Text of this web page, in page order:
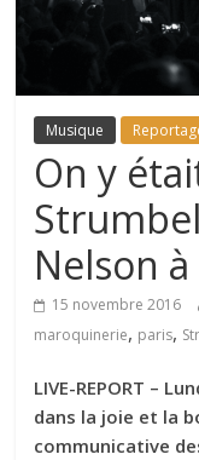
Musique
On y
Nelson
15 novembre 2016
maroquinerie, paris,
LIVE-REPORT –
dans la joie et la
communicative